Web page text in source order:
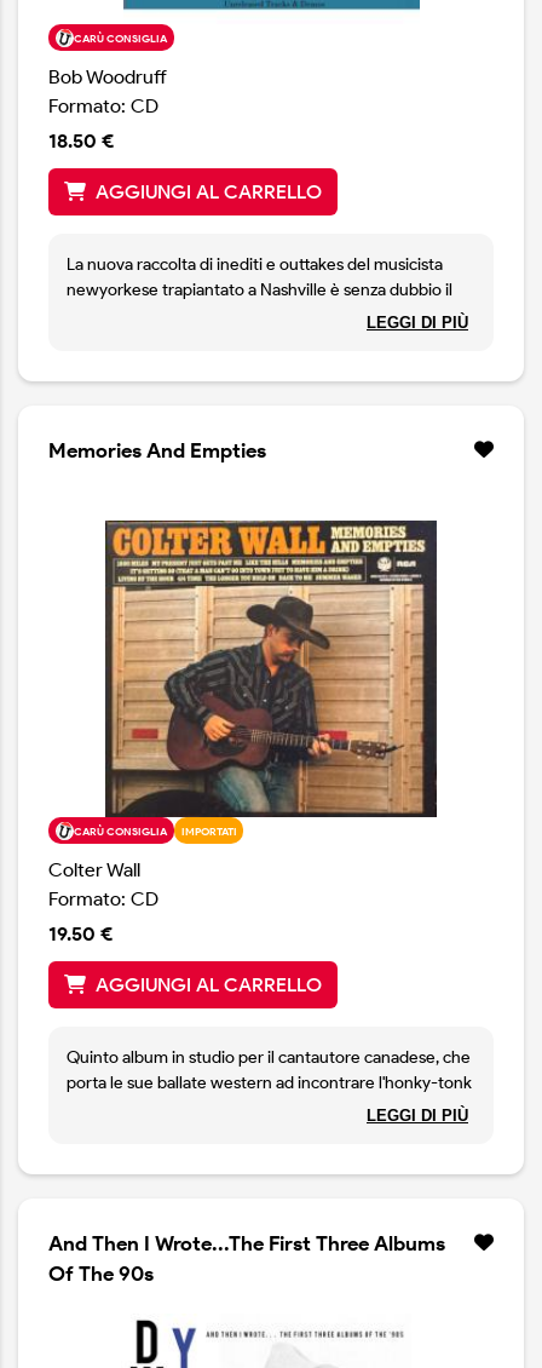
CARÙ CONSIGLIA
Bob Woodruff
Formato: CD
18.50 €
AGGIUNGI AL CARRELLO
La nuova raccolta di inediti e outtakes del musicista
newyorkese trapiantato a Nashville è senza dubbio il
disco country più elettrizzante e riuscito del 2025.
Tallent della E Street Band, il chitarrista di Elvis James
Burton e il batterista Craig Wright.
LEGGI DI PIÙ
Memories And Empties
CARÙ CONSIGLIA IMPORTATI
Colter Wall
Formato: CD
19.50 €
AGGIUNGI AL CARRELLO
Quinto album in studio per il cantautore canadese, che
porta le sue ballate western ad incontrare l'honky-tonk
e lo swing, in un connubio dalla forte personalità, che
LEGGI DI PIÙ
And Then I Wrote...The First Three Albums
Of The 90s